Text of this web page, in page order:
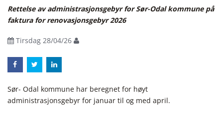
Rettelse av administrasjonsgebyr for Sør-Odal kommune på
faktura for renovasjonsgebyr 2026
Tirsdag 28/04/26
Sør- Odal kommune har beregnet for høyt
administrasjonsgebyr for januar til og med april.